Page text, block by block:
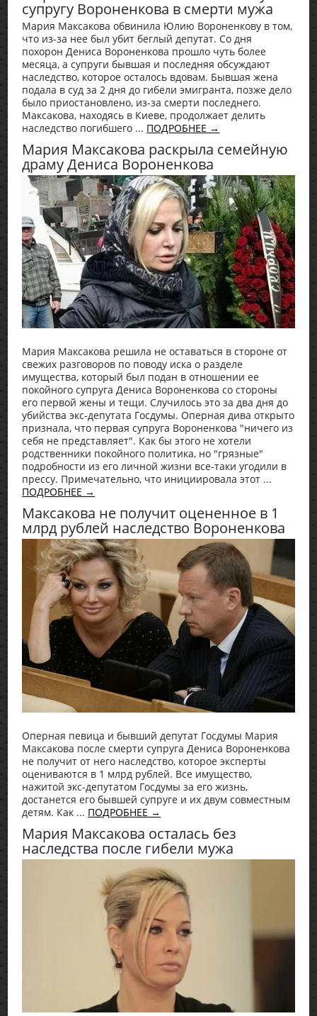
супругу Вороненкова в смерти мужа
Мария Максакова обвинила Юлию Вороненкову в том,
что из-за нее был убит беглый депутат. Со дня
похорон Дениса Вороненкова прошло чуть более
месяца, а супруги бывшая и последняя обсуждают
наследство, которое осталось вдовам. Бывшая жена
подала в суд за 2 дня до гибели эмигранта, позже дело
было приостановлено, из-за смерти последнего.
Максакова, находясь в Киеве, продолжает делить
наследство погибшего ... ПОДРОБНЕЕ →
Мария Максакова раскрыла семейную
драму Дениса Вороненкова
Мария Максакова решила не оставаться в стороне от
свежих разговоров по поводу иска о разделе
имущества, который был подан в отношении ее
покойного супруга Дениса Вороненкова со стороны
его первой жены и тещи. Случилось это за два дня до
убийства экс-депутата Госдумы. Оперная дива открыто
признала, что первая супруга Вороненкова "ничего из
себя не представляет". Как бы этого не хотели
родственники покойного политика, но "грязные"
подробности из его личной жизни все-таки угодили в
прессу. Примечательно, что инициировала этот ...
ПОДРОБНЕЕ →
Максакова не получит оцененное в 1
млрд рублей наследство Вороненкова
Оперная певица и бывший депутат Госдумы Мария
Максакова после смерти супруга Дениса Вороненкова
не получит от него наследство, которое эксперты
оцениваются в 1 млрд рублей. Все имущество,
нажитой экс-депутатом Госдумы за его жизнь,
достанется его бывшей супруге и их двум совместным
детям. Как ... ПОДРОБНЕЕ →
Мария Максакова осталась без
наследства после гибели мужа